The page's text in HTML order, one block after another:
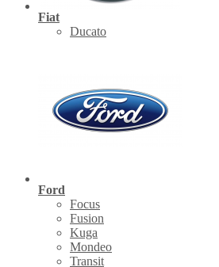
Fiat
Ducato
Ford
Focus
Fusion
Kuga
Mondeo
Transit